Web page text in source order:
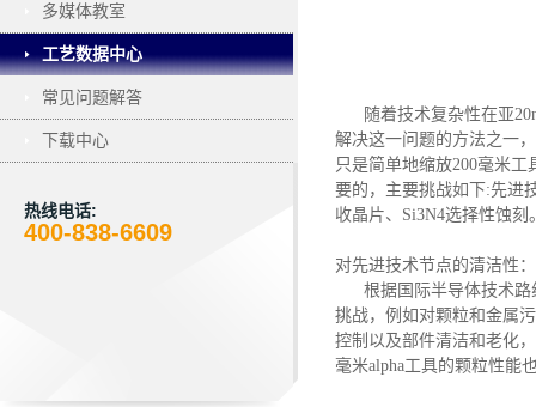
多媒体教室
工艺数据中心
常见问题解答
下载中心
热线电话:
400-838-6609
随着技术复杂性在亚
解决这一问题的方法之一，
只是简单地缩放200毫米
要的 ， 主要挑战如下:先进
收晶片、 Si3N4选择性蚀刻
对先进技术节点的清洁性：
根据国际半导体技术路
挑战，例如对颗粒和金属
控制以及部件清洁和老化
毫米alpha工具的颗粒性能